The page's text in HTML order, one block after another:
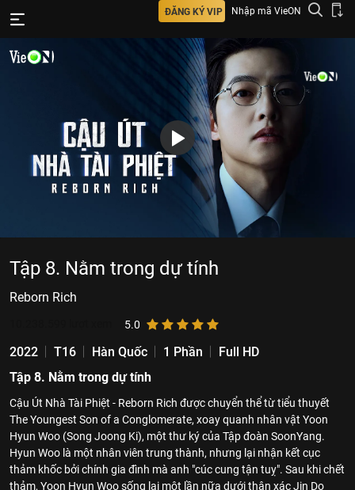
ĐĂNG KÝ VIP Nhập mã VieON
Tập 8. Nằm trong dự tính
Reborn Rich
5.0
2022 T16 Hàn Quốc 1 Phần
Full HD
Tập 8. Nằm trong dự tính
Cậu Út Nhà Tài Phiệt - Reborn Rich được chuyển thể từ tiểu thuyết
The Youngest Son of a Conglomerate, xoay quanh nhân vật Yoon
Hyun Woo (Song Joong Ki), một thư ký của Tập đoàn SoonYang.
Hyun Woo là một nhân viên trung thành, nhưng lại nhận kết cục
thảm khốc bởi chính gia đình mà anh "cúc cung tận tuỵ". Sau khi chết
thảm, Yoon Hyun Woo sống lại một lần nữa dưới thân xác Jin Do